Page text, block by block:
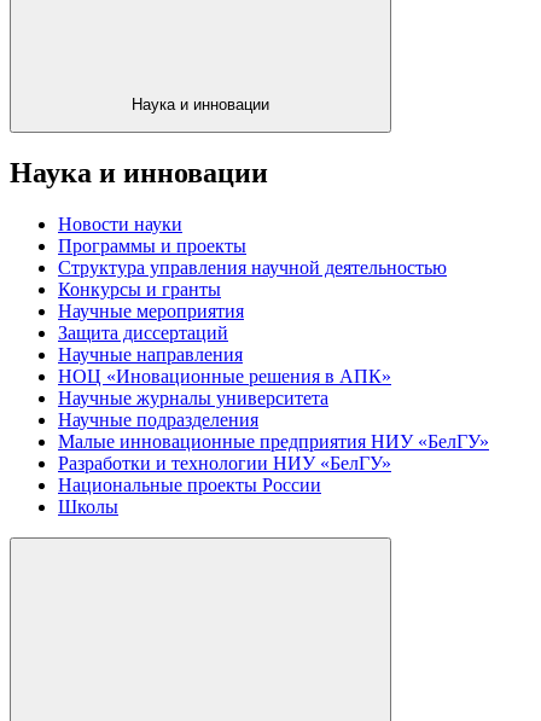
Наука и инновации
Наука и инновации
Новости науки
Программы и проекты
Структура управления научной деятельностью
Конкурсы и гранты
Научные мероприятия
Защита диссертаций
Научные направления
НОЦ «Иновационные решения в АПК»
Научные журналы университета
Научные подразделения
Малые инновационные предприятия НИУ «БелГУ»
Разработки и технологии НИУ «БелГУ»
Национальные проекты России
Школы